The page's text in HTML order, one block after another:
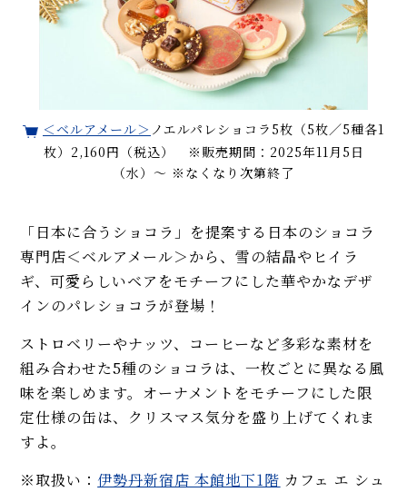
＜ベルアメール＞ ノエルパレショコラ5枚（5枚／5種各1
枚）2,160円（税込） ※販売期間：2025年11月5日
（水）〜 ※なくなり次第終了
「日本に合うショコラ」を提案する日本のショコラ
専門店＜ベルアメール＞から、雪の結晶やヒイラ
ギ、可愛らしいベアをモチーフにした華やかなデザ
インのパレショコラが登場！
ストロベリーやナッツ、コーヒーなど多彩な素材を
組み合わせた5種のショコラは、一枚ごとに異なる風
味を楽しめます。オーナメントをモチーフにした限
定仕様の缶は、クリスマス気分を盛り上げてくれま
すよ。
※取扱い： 伊勢丹新宿店 本館地下1階 カフェ エ シュ